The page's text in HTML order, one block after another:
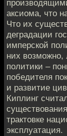
аксиома, что
Что их
деградации
имперской
них возможно,
политики –
победителя
и развитие
Киплинг
трактовке
эксплуатация.